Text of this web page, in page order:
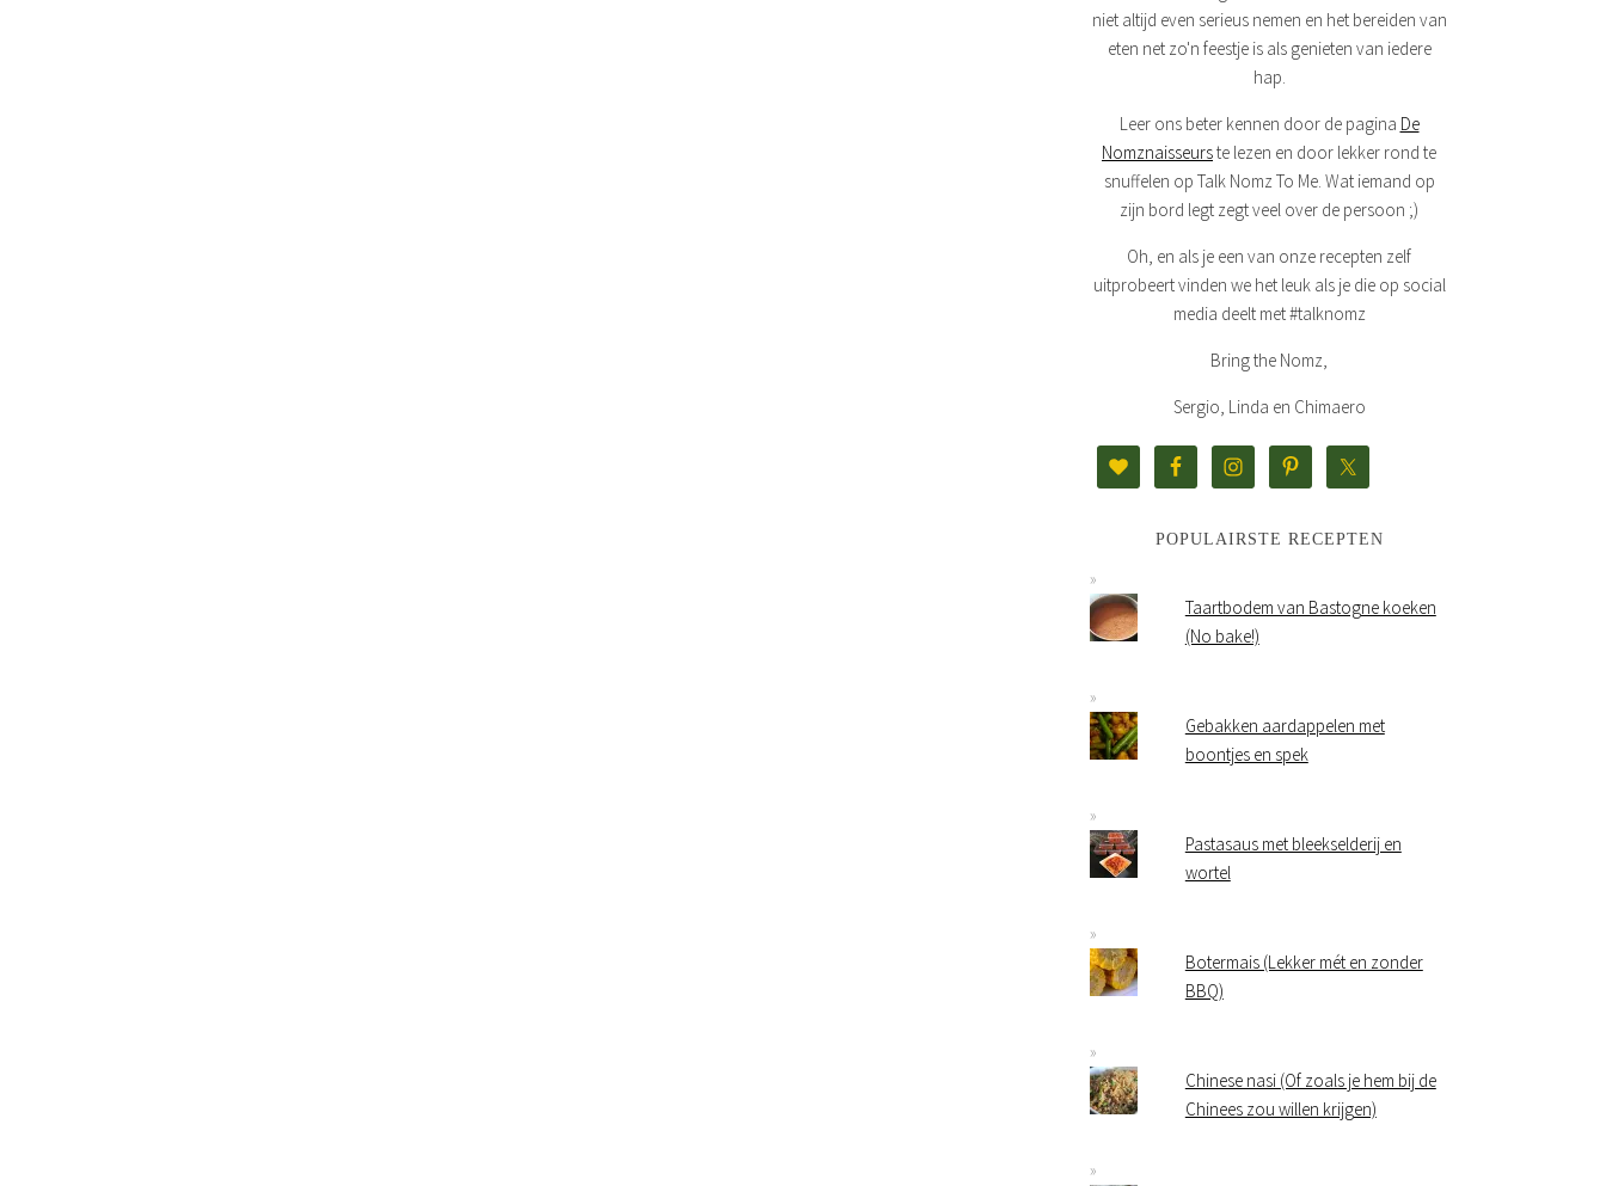
niet altijd even serieus nemen en het bereiden van
eten net zo'n feestje is als genieten van iedere
hap.
Leer ons beter kennen door de pagina De
Nomznaisseurste lezen en door lekker rond te
snuffelen op Talk Nomz To Me. Wat iemand op
zijn bord legt zegt veel over de persoon ;)
Oh, en als je een van onze recepten zelf
uitprobeert vinden we het leuk als je die op social
media deelt met #talknomz
Bring the Nomz,
Sergio, Linda en Chimaero
POPULAIRSTE RECEPTEN
Taartbodem van Bastogne koeken
(No bake!)
Gebakken aardappelen met
boontjes en spek
Pastasaus met bleekselderij en
wortel
Botermais (Lekker mét en zonder
BBQ)
Chinese nasi (Of zoals je hem bij de
Chinees zou willen krijgen)